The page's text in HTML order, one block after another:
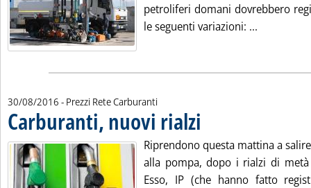
petroliferi domani dovrebbero
le seguenti variazioni: ...
30/08/2016 - Prezzi Rete Carburanti
Carburanti, nuovi rialzi
Riprendono questa mattina a
alla pompa, dopo i rialzi di
Esso, IP (che hanno fatto